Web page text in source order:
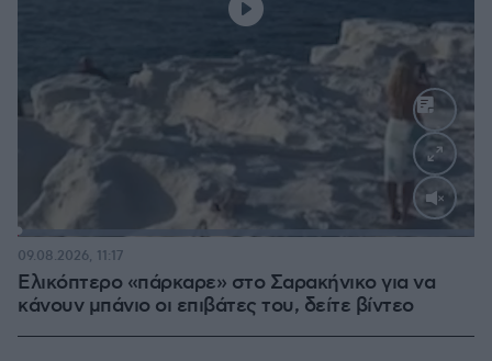
Loaded
Ελικόπτερο «πάρκαρε» στο Σαρακήνικο για να
κάνουν μπάνιο οι επιβάτες του, δείτε βίντεο
09.08.2026, 11:17